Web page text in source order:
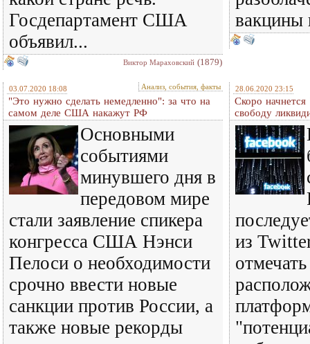
Госдепартамент США
объявил...
Виктор Мараховский (1879)
вакцины
03.07.2020 18:08 Анализ, события, факты
"Это нужно сделать немедленно": за что на
самом деле США накажут РФ
Основными
событиями
минувшего дня в
передовом мире
стали заявление спикера
конгресса США Нэнси
Пелоси о необходимости
срочно ввести новые
санкции против России, а
также новые рекорды
28.06.2020 23:15
Скоро
свободу
из